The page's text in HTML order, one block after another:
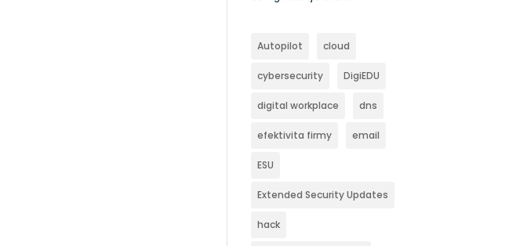
Autopilot cloud
cybersecurity DigiEDU
digital workplace dns
efektivita firmy email
ESU
Extended Security Updates
hack